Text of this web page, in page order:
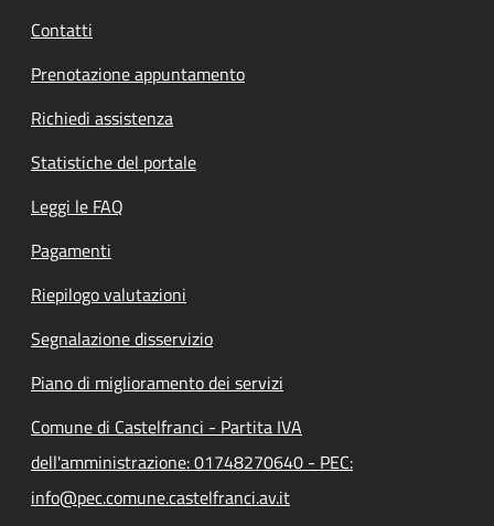
Contatti
Prenotazione appuntamento
Richiedi assistenza
Statistiche del portale
Leggi le FAQ
Pagamenti
Riepilogo valutazioni
Segnalazione disservizio
Piano di miglioramento dei servizi
Comune di Castelfranci - Partita IVA
dell'amministrazione: 01748270640 - PEC:
info@pec.comune.castelfranci.av.it